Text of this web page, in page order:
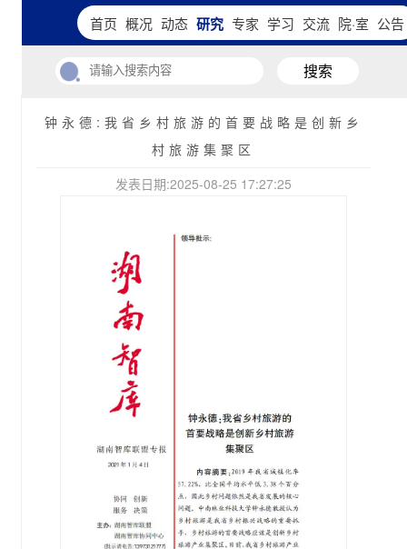
首页 概况 动态 研究 专家 学习 交流 院·室 公告
搜索
钟永德:我省乡村旅游的首要战略是创新乡
村旅游集聚区
发表日期:2025-08-25 17:27:25